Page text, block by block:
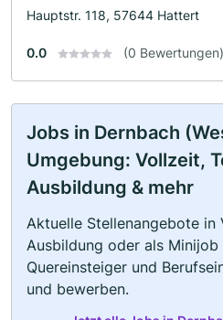
Hauptstr. 118, 57644 Hattert
0.0 (0 Bewertungen)
Jobs in Dernbach
Umgebung: Vollzeit,
Ausbildung & mehr
Aktuelle Stellenangebote in
Ausbildung oder als Minijob
Quereinsteiger und
und bewerben.